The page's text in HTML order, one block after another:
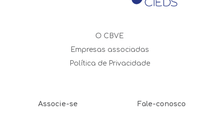
O CBVE
Empresas associadas
Política de Privacidade
Associe-se Fale-conosco